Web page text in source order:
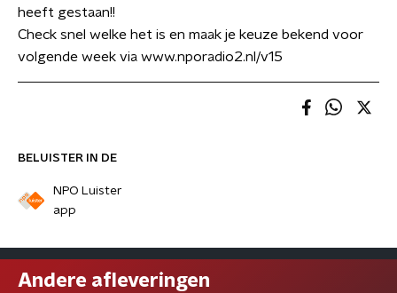
BELUISTER IN DE
NPO Luister
app
heeft gestaan!!
Check snel welke het is en maak je keuze bekend voor
volgende week via www.nporadio2.nl/v15
Andere afleveringen